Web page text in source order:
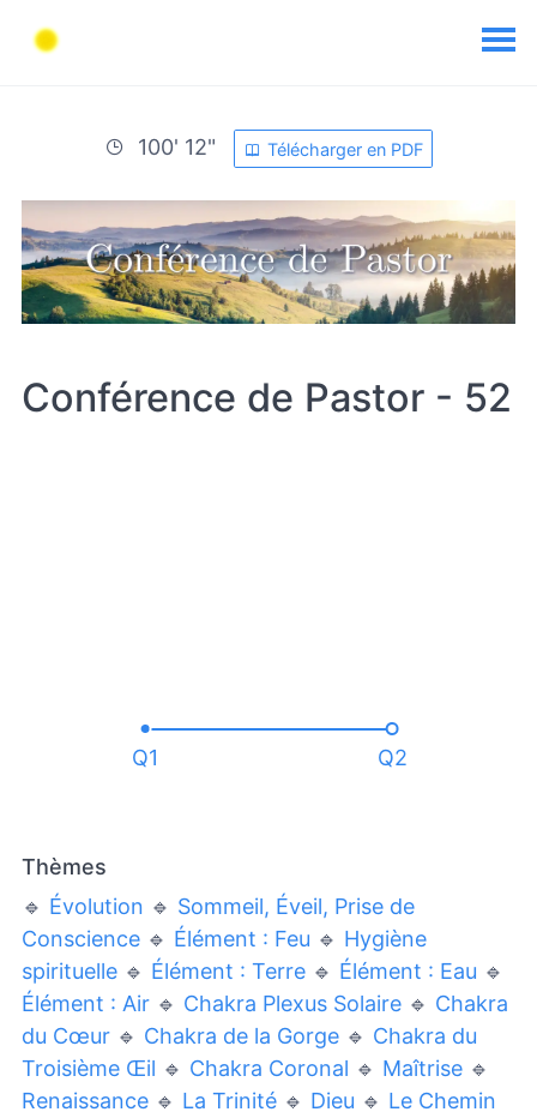
100' 12" Télécharger en PDF
Conférence de Pastor - 52
Q1 Q2
Thèmes
🔹 Évolution 🔹 Sommeil, Éveil, Prise de
Conscience 🔹 Élément : Feu 🔹 Hygiène
spirituelle 🔹 Élément : Terre 🔹 Élément : Eau 🔹
Élément : Air 🔹 Chakra Plexus Solaire 🔹 Chakra
du Cœur 🔹 Chakra de la Gorge 🔹 Chakra du
Troisième Œil 🔹 Chakra Coronal 🔹 Maîtrise 🔹
Renaissance 🔹 La Trinité 🔹 Dieu 🔹 Le Chemin